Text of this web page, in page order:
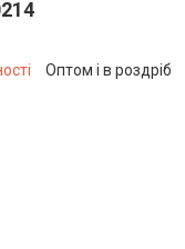
Оптом і в роздріб